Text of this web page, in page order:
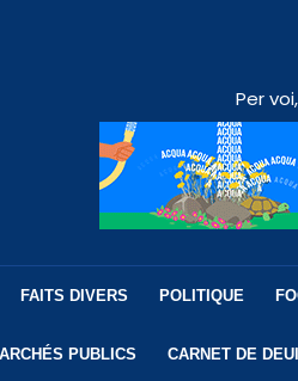
Per
FAITS DIVERS POLITIQUE
PUBLICS CARNET DE